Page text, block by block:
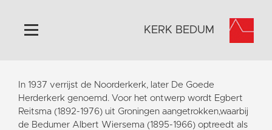
Home
Algemeen
Historie
KERK BEDUM
In 1937 verrijst de Noorderkerk, later De Goede
Herderkerk genoemd. Voor het ontwerp wordt Egbert
Reitsma (1892-1976) uit Groningen aangetrokken,waarbij
de Bedumer Albert Wiersema (1895-1966) optreedt als